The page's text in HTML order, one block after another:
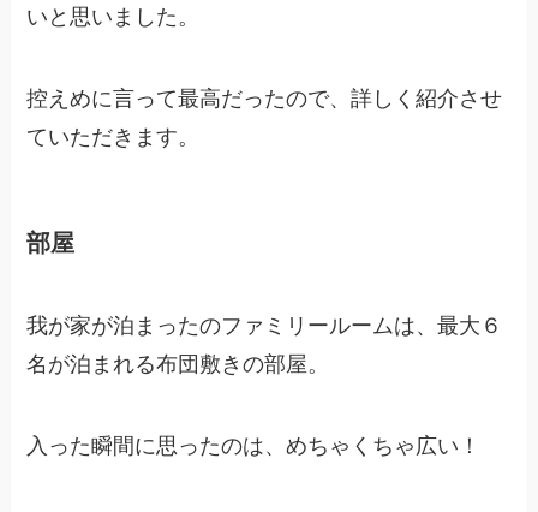
いと思いました。
控えめに言って最高だったので、詳しく紹介させ
ていただきます。
部屋
我が家が泊まったのファミリールームは、最大６
名が泊まれる布団敷きの部屋。
入った瞬間に思ったのは、めちゃくちゃ広い！